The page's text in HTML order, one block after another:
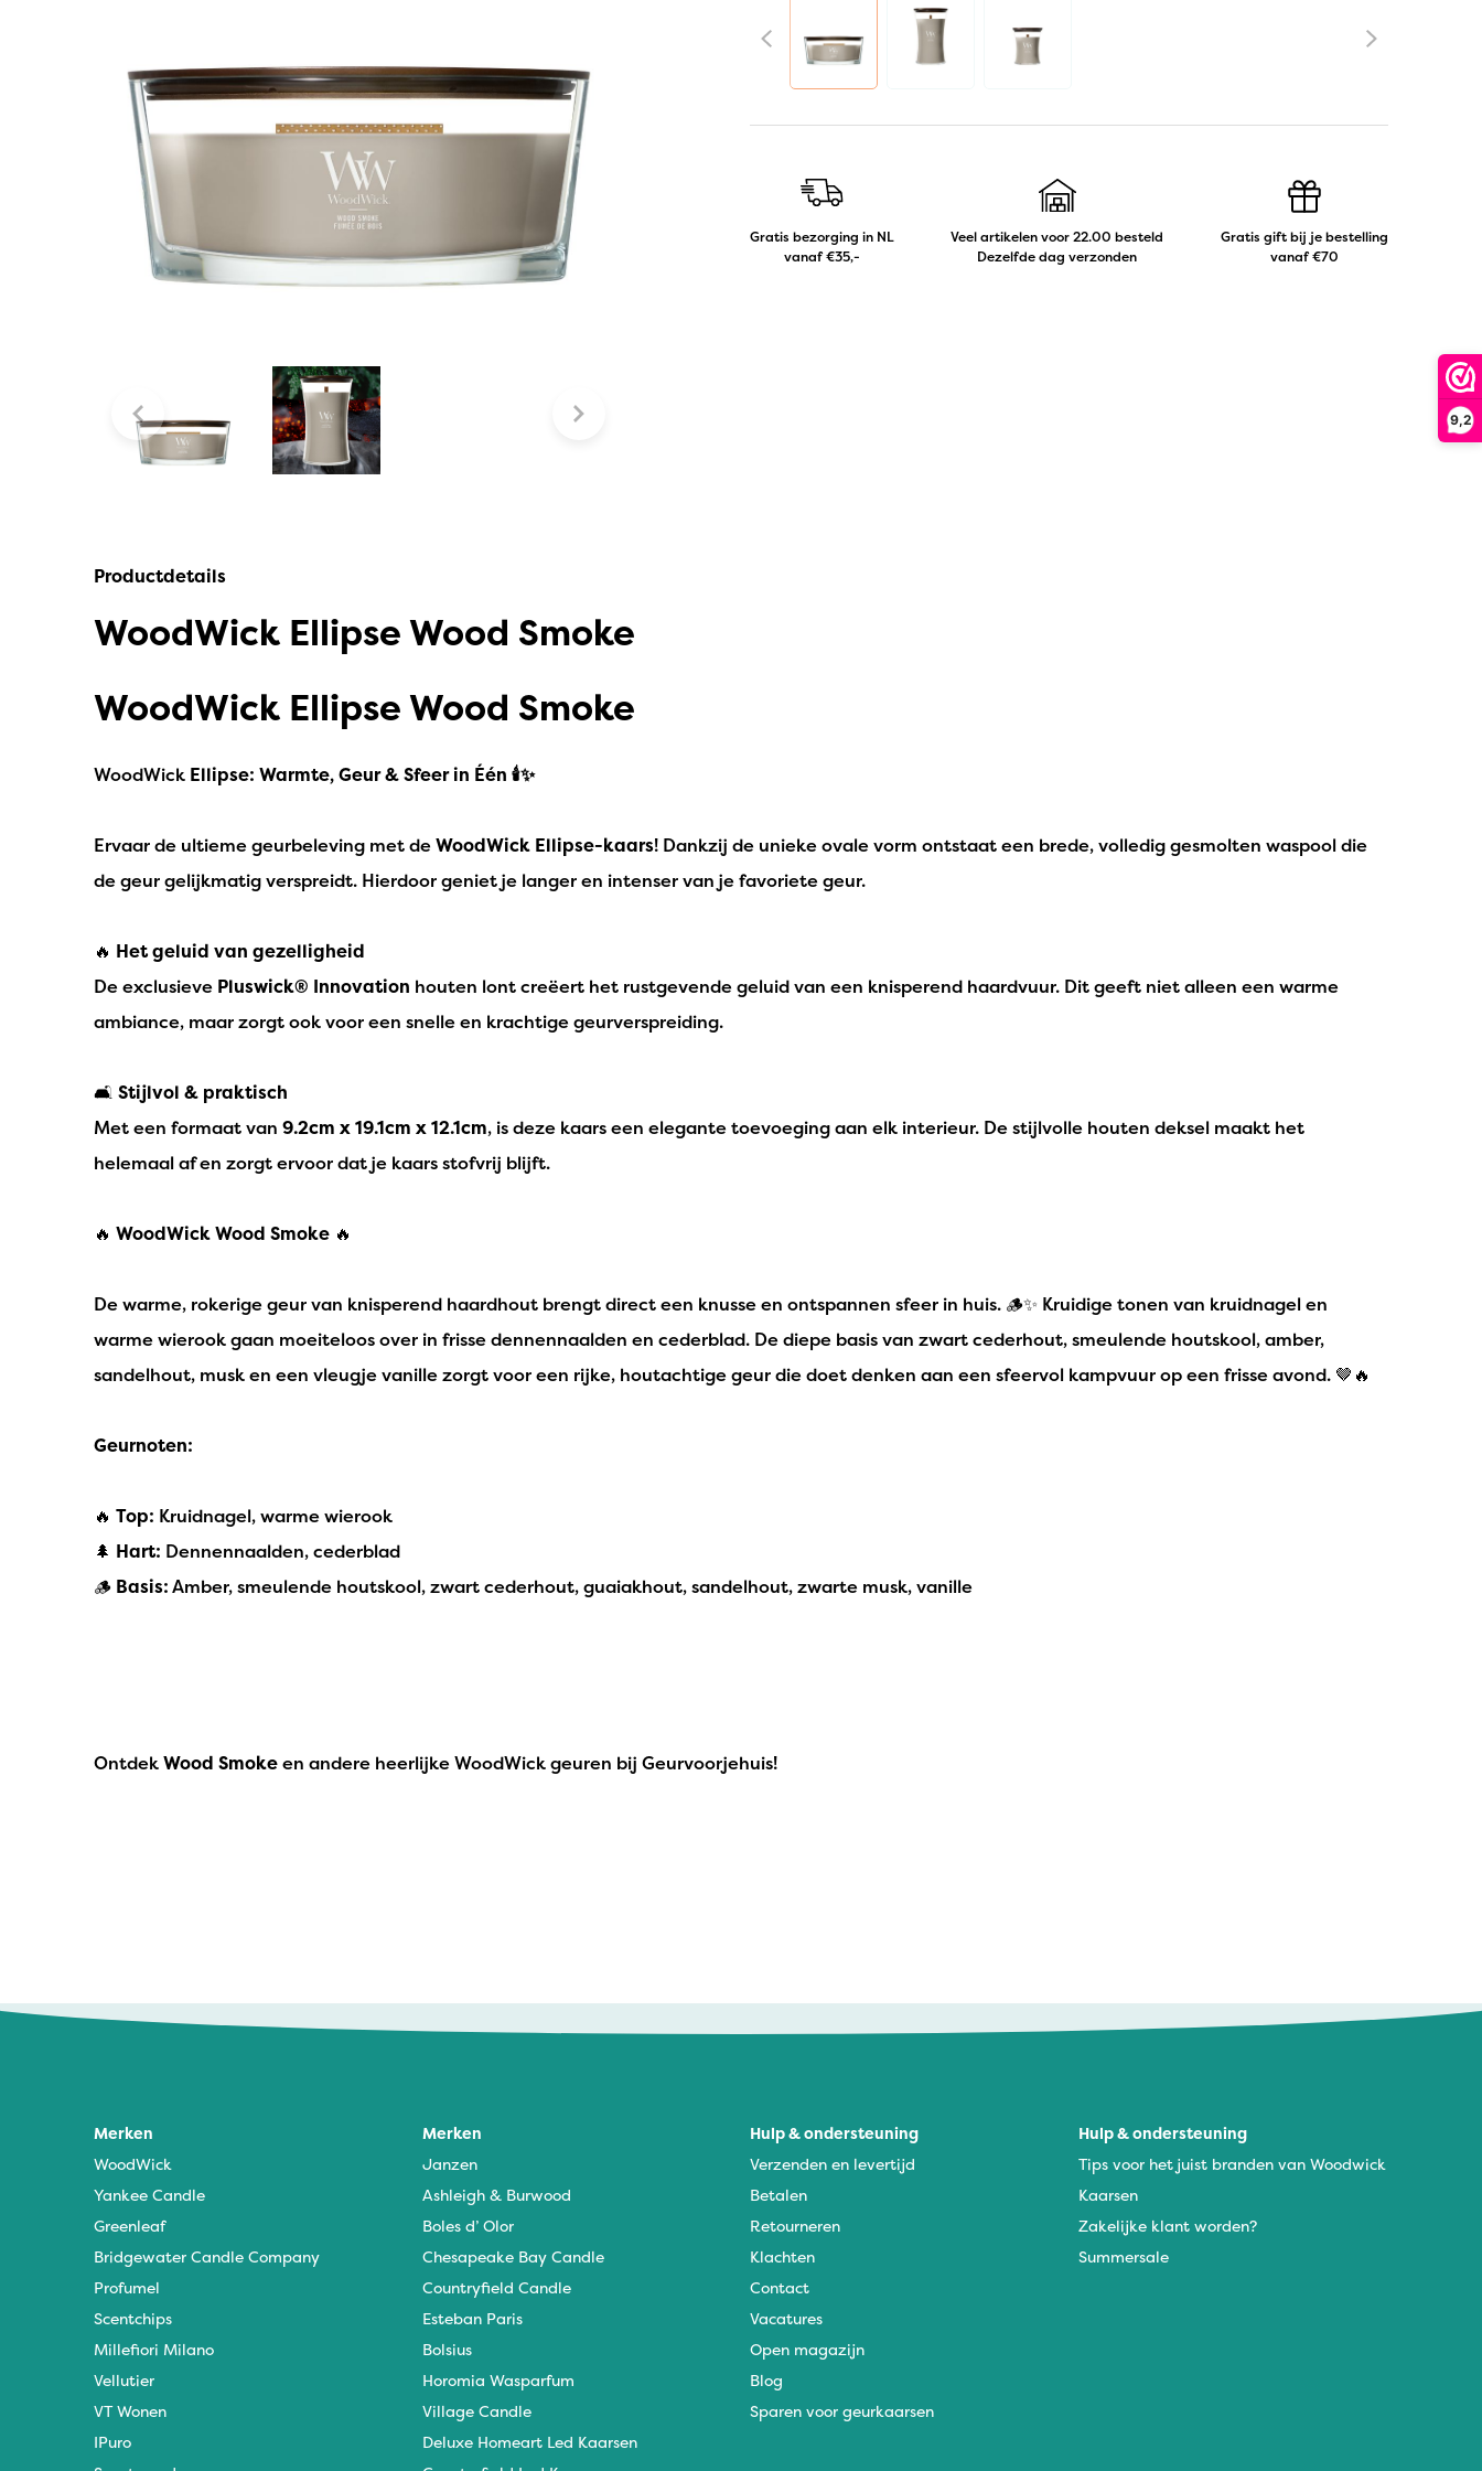
9,2
Millefiori Milano
Scentchips
Horomia Wasparfum
Zusss
Boles d' Olor
Countryfield Candle
Vellutier
Max Benjamin
Countryfield Led Kaarsen
Bolsius
Joeff Muuss
Home Society
Gratis bezorging in NL
vanaf €35,-
Veel artikelen voor 22.00 besteld
Dezelfde dag verzonden
Gratis gift bij je bestelling
vanaf €70
Productdetails
WoodWick Ellipse Wood Smoke
WoodWick Ellipse Wood Smoke
WoodWick Ellipse: Warmte, Geur & Sfeer in Één 🕯️✨
Ervaar de ultieme geurbeleving met de WoodWick Ellipse-kaars! Dankzij de unieke ovale vorm ontstaat een brede, volledig gesmolten waspool die
de geur gelijkmatig verspreidt. Hierdoor geniet je langer en intenser van je favoriete geur.
🔥 Het geluid van gezelligheid
De exclusieve Pluswick® Innovation houten lont creëert het rustgevende geluid van een knisperend haardvuur. Dit geeft niet alleen een warme
ambiance, maar zorgt ook voor een snelle en krachtige geurverspreiding.
🛋️ Stijlvol & praktisch
Met een formaat van 9.2cm x 19.1cm x 12.1cm, is deze kaars een elegante toevoeging aan elk interieur. De stijlvolle houten deksel maakt het
helemaal af en zorgt ervoor dat je kaars stofvrij blijft.
🔥 WoodWick Wood Smoke 🔥
De warme, rokerige geur van knisperend haardhout brengt direct een knusse en ontspannen sfeer in huis. 🪵✨ Kruidige tonen van kruidnagel en
warme wierook gaan moeiteloos over in frisse dennennaalden en cederblad. De diepe basis van zwart cederhout, smeulende houtskool, amber,
sandelhout, musk en een vleugje vanille zorgt voor een rijke, houtachtige geur die doet denken aan een sfeervol kampvuur op een frisse avond. 🤎🔥
Geurnoten:
🔥 Top: Kruidnagel, warme wierook
🌲 Hart: Dennennaalden, cederblad
🪵 Basis:Amber, smeulende houtskool, zwart cederhout, guaiakhout, sandelhout, zwarte musk, vanille
OntdekWood Smokeen andere heerlijke WoodWick geuren bij Geurvoorjehuis!
Merken
WoodWick
Yankee Candle
Greenleaf
Bridgewater Candle Company
Profumel
Scentchips
Millefiori Milano
Vellutier
VT Wonen
IPuro
Merken
Janzen
Ashleigh & Burwood
Boles d’ Olor
Chesapeake Bay Candle
Countryfield Candle
Esteban Paris
Bolsius
Horomia Wasparfum
Village Candle
Deluxe Homeart Led Kaarsen
Hulp & ondersteuning
Verzenden en levertijd
Betalen
Retourneren
Klachten
Contact
Vacatures
Open magazijn
Blog
Sparen voor geurkaarsen
Hulp & ondersteuning
Tips voor het juist branden van Woodwick
Kaarsen
Zakelijke klant worden?
Summersale